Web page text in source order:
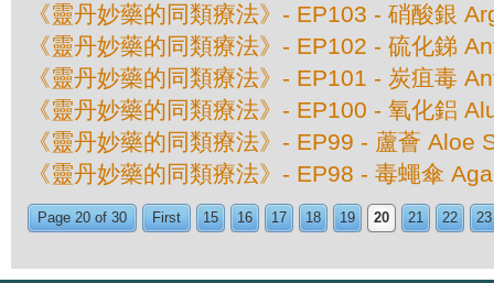
《靈丹妙藥的同類療法》- EP103 - 硝酸銀
《靈丹妙藥的同類療法》- EP102 - 硫化銻
《靈丹妙藥的同類療法》- EP101 - 炭疽毒
《靈丹妙藥的同類療法》- EP100 - 氧化鋁
《靈丹妙藥的同類療法》- EP99 - 蘆薈 Aloe
《靈丹妙藥的同類療法》- EP98 - 毒蠅傘
Page 20 of 30 First 15 16 17 18 19 20 21 22 23